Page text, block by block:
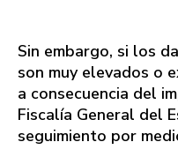
Sin embargo, si los
son muy elevados o
a consecuencia del
Fiscalía General del
seguimiento por